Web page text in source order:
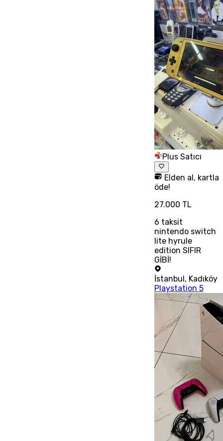
Plus Satıcı
Elden al, kartla
öde!
27.000 TL
6 taksit
nintendo switch
lite hyrule
edition SIFIR
GİBİ!
İstanbul, Kadıköy
Playstation 5